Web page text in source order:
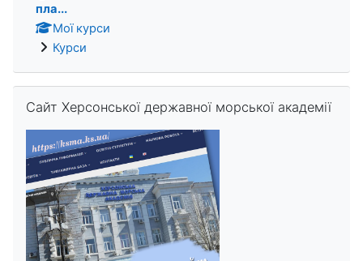
пла...
Мої курси
Курси
Сайт Херсонської державної морської академії